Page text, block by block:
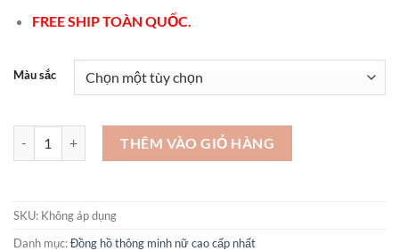
FREE SHIP TOÀN QUỐC.
Màu sắc
Các mẫu đồng hồ nữ hàng hiệu giá tốt - DH183 số lượng
THÊM VÀO GIỎ HÀNG
SKU: Không áp dụng
Danh mục:Đồng hồ thông minh nữ cao cấp nhất